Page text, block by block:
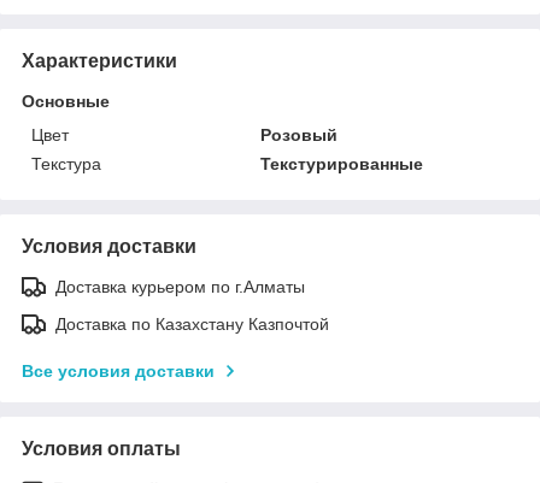
Характеристики
Основные
Цвет
Розовый
Текстура
Текстурированные
Условия доставки
Доставка курьером по г.Алматы
Доставка по Казахстану Казпочтой
Все условия доставки
Условия оплаты